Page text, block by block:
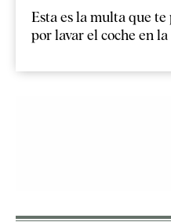
Esta es la multa que
por lavar el coche en la